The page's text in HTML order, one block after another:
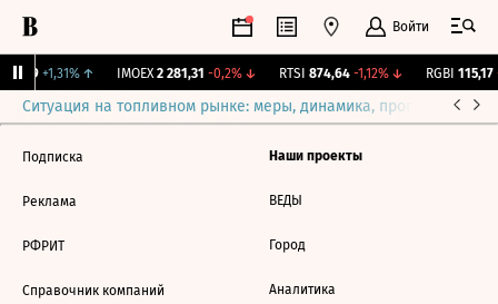
Войти
+1,31%↑ IMOEX 2 281,31 -0,2%↓ RTSI 874,64 -1,12%↓ RGBI 115,17
Ситуация на топливном рынке: меры, динамика, прогнозы
Подписка
Реклама
РФРИТ
Справочник компаний
Наши проекты
ВЕДЫ
Город
Аналитика